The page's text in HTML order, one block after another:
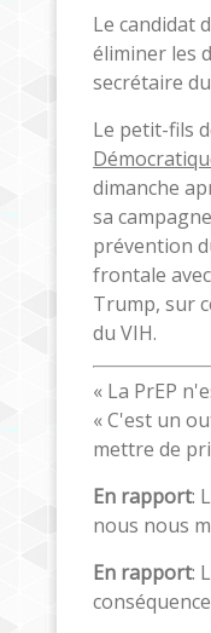
Le candidat
éliminer les
secrétaire
Le petit-fils
dimanche
sa
prévention
frontale
Trump, sur
du VIH.
« La PrEP
« C'est un
mettre de
En rapport:
nous nous
En rapport: